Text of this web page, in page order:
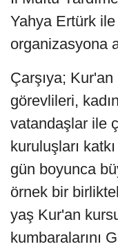
Yahya Ertürk
organizasyona
Çarşıya;
görevlileri,
vatandaşlar ile
kuruluşları
gün boyunca
örnek bir
yaş Kur'an
kumbaralarını